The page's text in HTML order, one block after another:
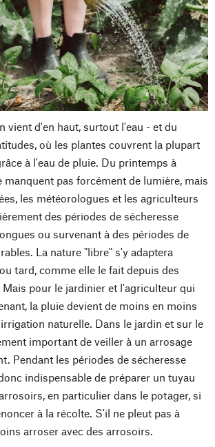
vient d'en haut, surtout l'eau - et du
où les plantes couvrent la plupart
à l'eau de pluie. Du printemps à
manquent pas forcément de lumière, mais
les météorologues et les agriculteurs
des périodes de sécheresse
ou survenant à des périodes de
La nature "libre" s'y adaptera
tard, comme elle le fait depuis des
pour le jardinier et l'agriculteur qui
la pluie devient de moins en moins
naturelle. Dans le jardin et sur le
important de veiller à un arrosage
Pendant les périodes de sécheresse
indispensable de préparer un tuyau
en particulier dans le potager, si
à la récolte. S'il ne pleut pas à
arroser avec des arrosoirs.